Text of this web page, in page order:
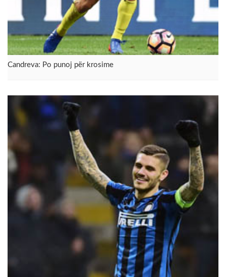
Candreva: Po punoj për krosime